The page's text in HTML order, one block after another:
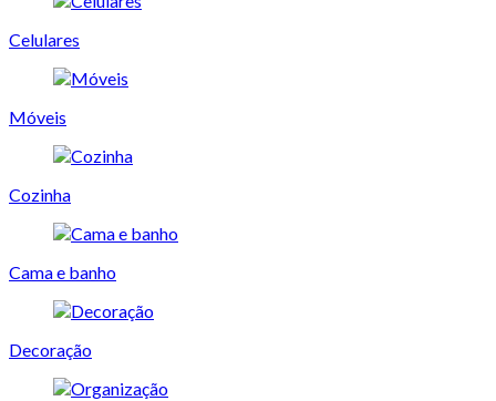
Celulares
Móveis
Cozinha
Cama e banho
Decoração